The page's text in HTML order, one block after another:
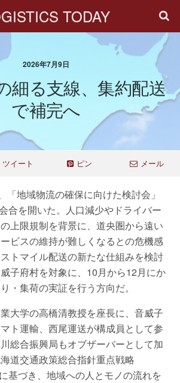
TODAY
2026年7月9日
細る支線、集約配送
で補完へ
ツイート ピン メール
「地域物流の確保に向けた検討会」
合を開いた。人口減少やドライバー
上限規制を背景に、道央圏から遠い
ビスの維持が難しくなるとの危機感
トマイル配送の新たな仕組みを検討
子府村を対象に、10月から12月にか
・集荷の実証を行う方向だ。
大学の高橋清教授を座長に、音威子
ト運輸、西尾運送が構成員として参
総合振興局もオブザーバーとして加
道交通政策総合指針重点戦略
基づき、地域への人とモノの流れを